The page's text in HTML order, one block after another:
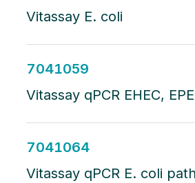
Vitassay E. coli
7041059
Vitassay qPCR EHEC,
7041064
Vitassay qPCR E. coli